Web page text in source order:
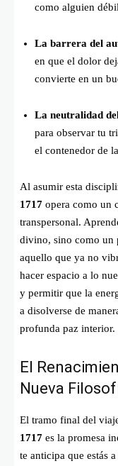
como alguien
La barrera del
en que el dolor
convierte en un
La neutralidad
para observar tu
el contenedor de
Al asumir esta
1717 opera como un
transpersonal.
divino, sino como un
aquello que ya no
hacer espacio a lo
y permitir que la
a disolverse de
profunda paz interior.
El
Nueva
El tramo final del
1717 es la promesa
te anticipa que estás